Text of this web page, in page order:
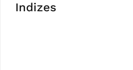
Indizes